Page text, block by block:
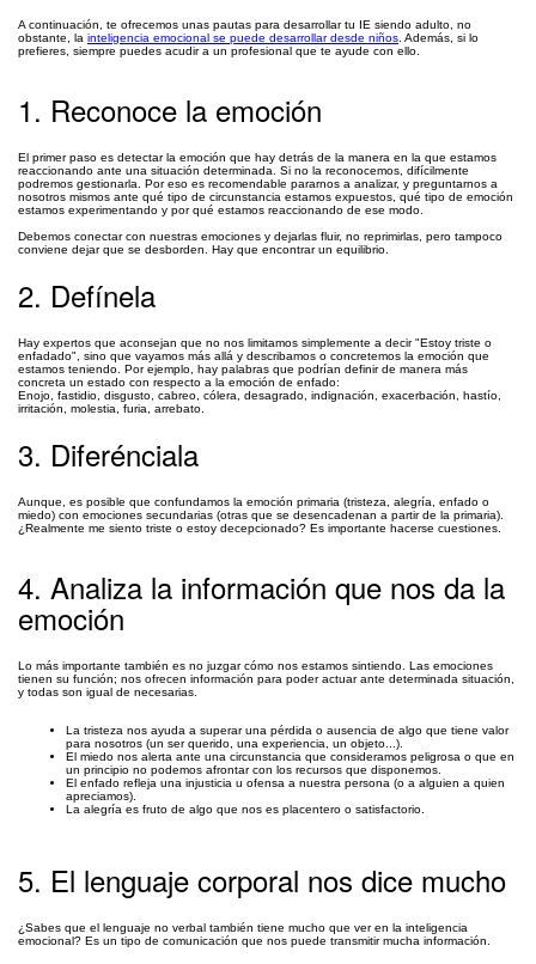
A continuación, te ofrecemos unas pautas para desarrollar tu IE siendo adulto, no
obstante, la inteligencia emocional se puede desarrollar desde niños . Además, si lo
prefieres, siempre puedes acudir a un profesional que te ayude con ello.
1. Reconoce la emoción
El primer paso es detectar la emoción que hay detrás de la manera en la que estamos
reaccionando ante una situación determinada. Si no la reconocemos, difícilmente
podremos gestionarla. Por eso es recomendable pararnos a analizar, y preguntarnos a
nosotros mismos ante qué tipo de circunstancia estamos expuestos, qué tipo de emoción
estamos experimentando y por qué estamos reaccionando de ese modo.
Debemos conectar con nuestras emociones y dejarlas fluir, no reprimirlas, pero tampoco
conviene dejar que se desborden. Hay que encontrar un equilibrio.
2. Defínela
Hay expertos que aconsejan que no nos limitamos simplemente a decir "Estoy triste o
enfadado", sino que vayamos más allá y describamos o concretemos la emoción que
estamos teniendo. Por ejemplo, hay palabras que podrían definir de manera más
concreta un estado con respecto a la emoción de enfado:
Enojo, fastidio, disgusto, cabreo, cólera, desagrado, indignación, exacerbación, hastío,
irritación, molestia, furia, arrebato.
3. Diferénciala
Aunque, es posible que confundamos la emoción primaria (tristeza, alegría, enfado o
miedo) con emociones secundarias (otras que se desencadenan a partir de la primaria).
¿Realmente me siento triste o estoy decepcionado? Es importante hacerse cuestiones.
4. Analiza la información que nos da la
emoción
Lo más importante también es no juzgar cómo nos estamos sintiendo. Las emociones
tienen su función; nos ofrecen información para poder actuar ante determinada situación,
y todas son igual de necesarias.
La tristeza nos ayuda a superar una pérdida o ausencia de algo que tiene valor
para nosotros (un ser querido, una experiencia, un objeto...).
El miedo nos alerta ante una circunstancia que consideramos peligrosa o que en
un principio no podemos afrontar con los recursos que disponemos.
El enfado refleja una injusticia u ofensa a nuestra persona (o a alguien a quien
apreciamos).
La alegría es fruto de algo que nos es placentero o satisfactorio.
5. El lenguaje corporal nos dice mucho
¿Sabes que el lenguaje no verbal también tiene mucho que ver en la inteligencia
emocional? Es un tipo de comunicación que nos puede transmitir mucha información.